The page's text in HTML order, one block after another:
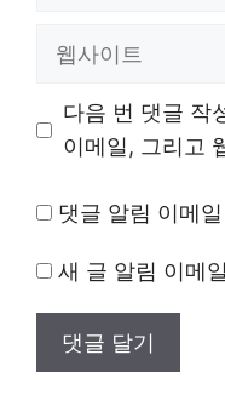
트
다음 번 댓글 작
이메일, 그리고
댓글 알림 이메
새 글 알림 이메